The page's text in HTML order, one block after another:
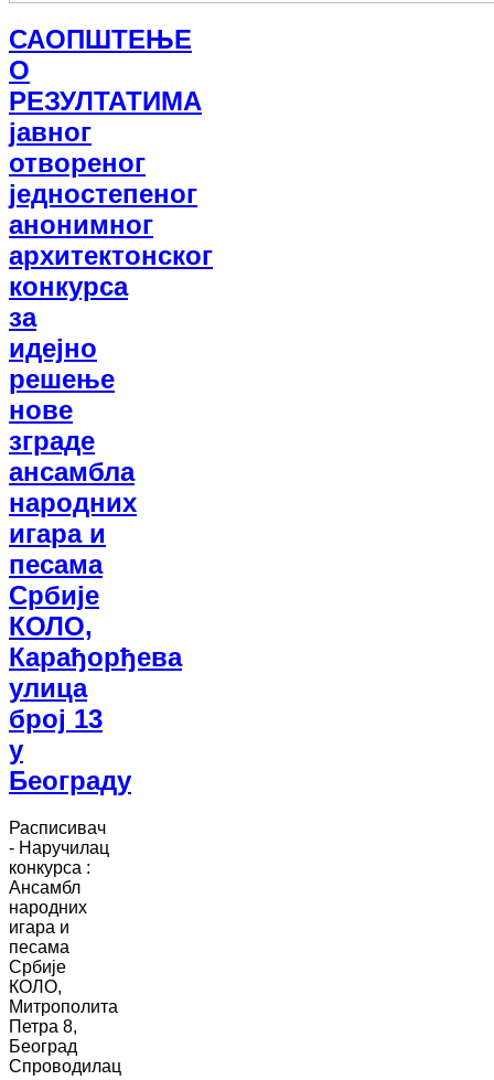
САОПШТЕЊЕ
О
РЕЗУЛТАТИМА
јавног
отвореног
једностепеног
анонимног
архитектонског
конкурса
за
идејно
решење
нове
зграде
ансамбла
народних
игара и
песама
Србије
КОЛО,
Карађорђева
улица
број 13
у
Београду
Расписивач
- Наручилац
конкурса :
Ансамбл
народних
игара и
песама
Србије
КОЛО,
Митрополита
Петра 8,
Београд
Спроводилац